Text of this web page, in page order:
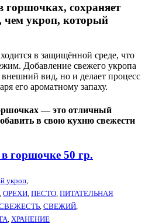
сохраняет
чем укроп, который
в защищённой среде, что
Добавление свежего укропа
вид, но и делает процесс
его ароматному запаху.
— это отличный
в свою кухню свежести
горшочке 50 гр.
укроп
ОРЕХИ ПЕСТО ПИТАТЕЛЬНАЯ
, СВЕЖИЙ,
, ХРАНЕНИЕ